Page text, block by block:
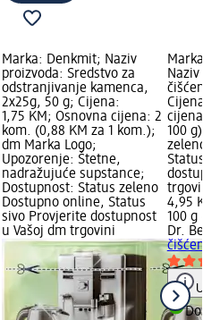
Marka: Denkmit; Naziv
proizvoda: Sredstvo za
odstranjivanje kamenca,
2x25g, 50 g; Cijena:
1,75 KM; Osnovna cijena: 2
kom. (0,88 KM za 1 kom.);
dm Marka Logo;
Upozorenje: Štetne,
nadražujuće supstance;
Dostupnost: Status zeleno
Dostupno online, Status
sivo Provjerite dostupnost
u Vašoj dm trgovini
Marka:
Naziv
čišćenje
Cijena:
cijena:
100 g);
zeleno
Status
trgovini
4,95 KM
100 g
Dr.
čišćenje